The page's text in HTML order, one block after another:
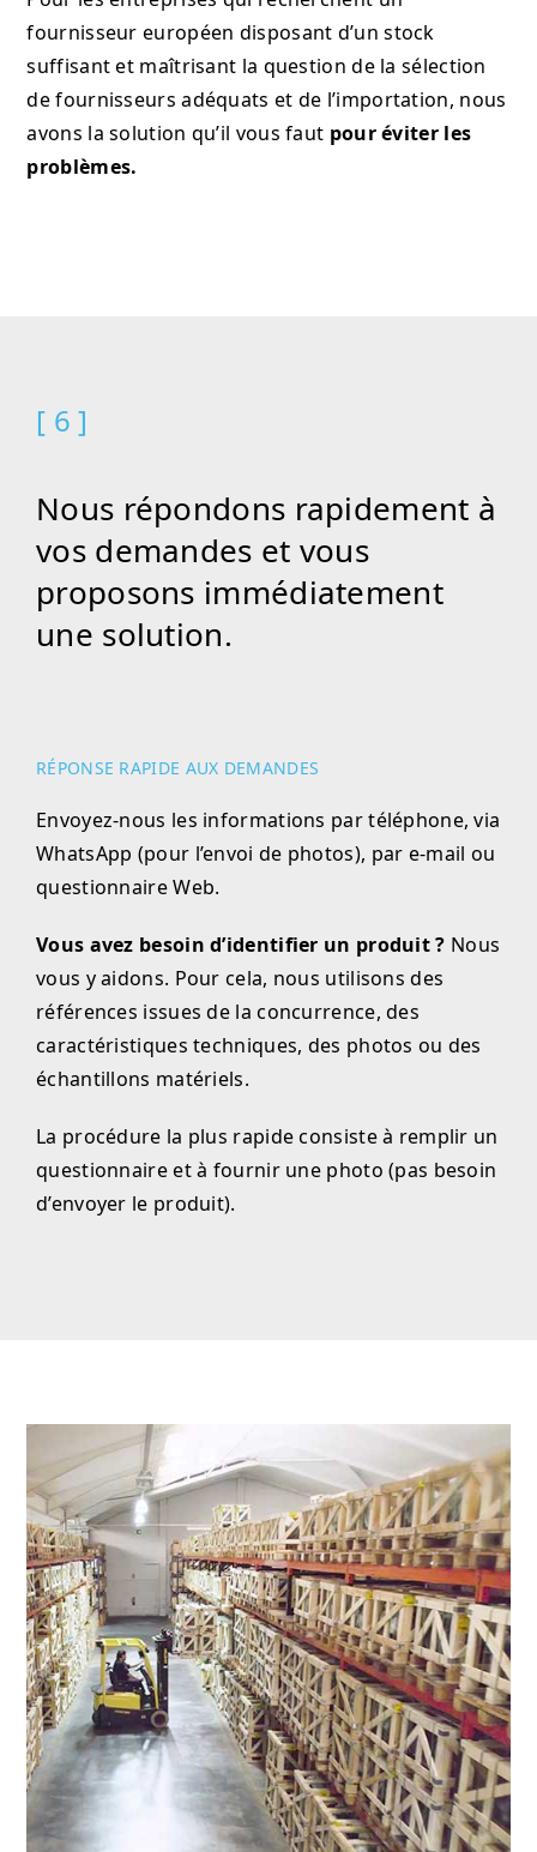
fournisseur européen disposant d’un stock
suffisant et maîtrisant la question de la sélection
de fournisseurs adéquats et de l’importation, nous
avons la solution qu’il vous faut pour éviter les
problèmes.
[ 6 ]
Nous répondons rapidement à
vos demandes et vous
proposons immédiatement
une solution.
RÉPONSE RAPIDE AUX DEMANDES
Envoyez-nous les informations par téléphone, via
WhatsApp (pour l’envoi de photos), par e-mail ou
questionnaire Web.
Vous avez besoin d’identifier un produit ? Nous
vous y aidons. Pour cela, nous utilisons des
références issues de la concurrence, des
caractéristiques techniques, des photos ou des
échantillons matériels.
La procédure la plus rapide consiste à remplir un
questionnaire et à fournir une photo (pas besoin
d’envoyer le produit).